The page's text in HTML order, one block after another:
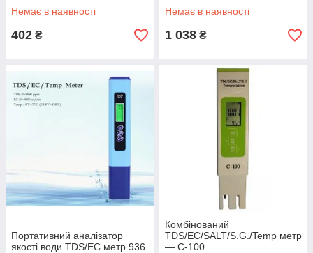
Немає в наявності
402 ₴
Немає в наявності
1 038 ₴
Портативний аналізатор
якості води TDS/EC метр 936
Комбінований
TDS/EC/SALT/S.G./Temp метр
— С-100